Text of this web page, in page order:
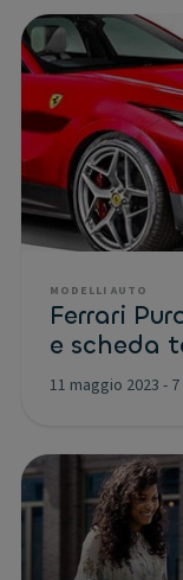
MODELLI AUTO
Ferrari
e scheda
11 maggio 2023 -